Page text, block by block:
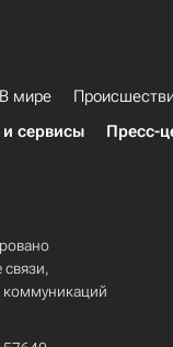
В мире
сервисы Пресс-